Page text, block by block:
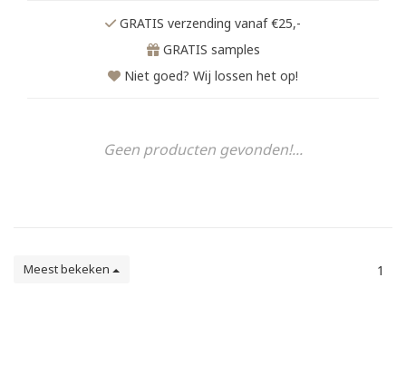
GRATIS verzending vanaf €25,-
GRATIS samples
Niet goed? Wij lossen het op!
Geen producten gevonden!...
Meest bekeken 1